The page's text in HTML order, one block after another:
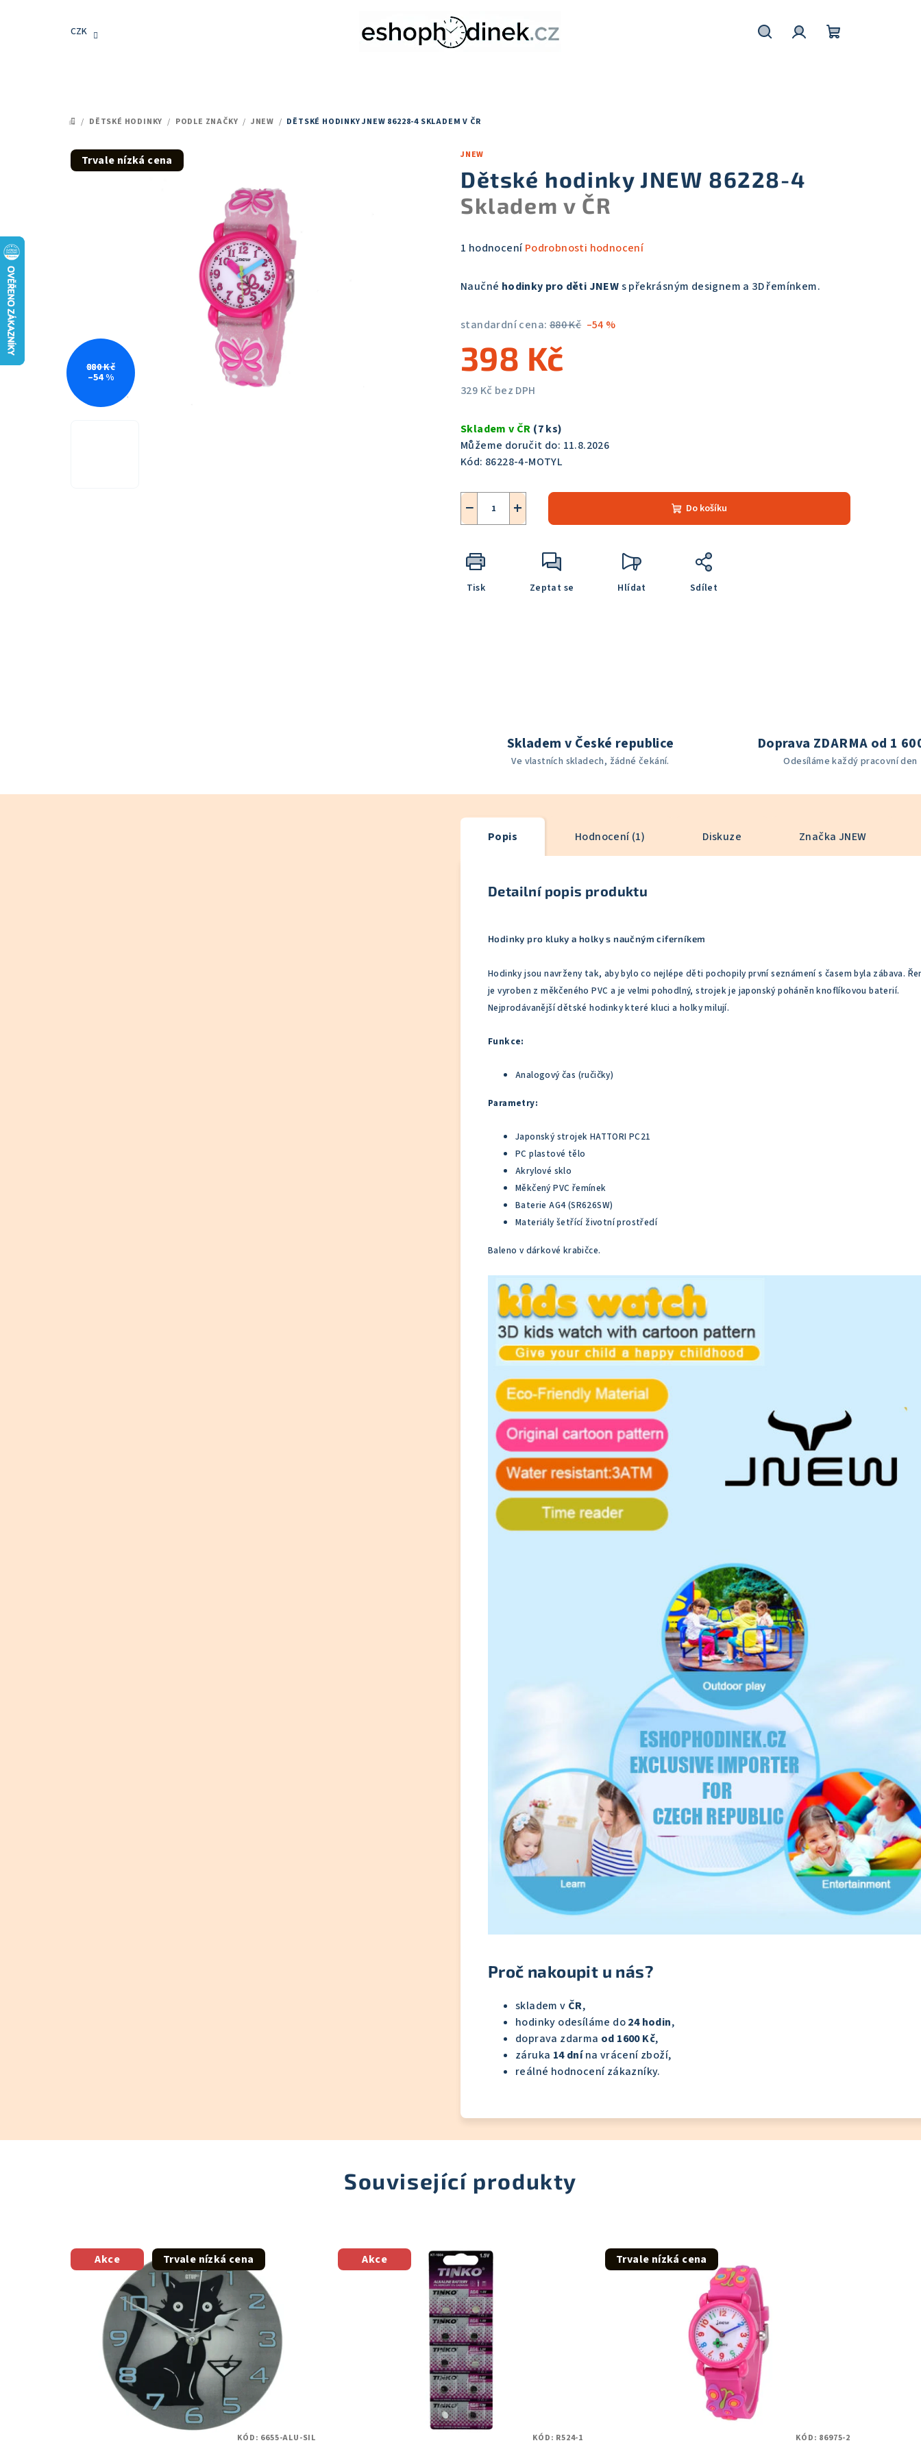
CZK
DOMŮ
/ DĚTSKÉ HODINKY / PODLE ZNAČKY / JNEW / DĚTSKÉ HODINKY JNEW 86228-4 SKLADEM V ČR
JNEW
Dětské hodinky JNEW 86228-4
Skladem v ČR
Průměrné
produktu
z
5
hvězdiček.
1 hodnocení Podrobnosti hodnocení
Naučné hodinky pro děti JNEWs překrásným designem a 3D řemínkem.
standardní cena: 880 Kč –54 %
398 Kč
329 Kč bez DPH
cena:
Skladem v ČR (7 ks)
Můžeme doručit do: 11.8.2026
Kód: 86228-4-MOTYL
+
− Do košíku
Tisk Zeptat se Hlídat Sdílet
Trvale nízká cena
880 Kč
–54 %
Skladem v České republice
Ve vlastních skladech, žádné čekání.
Doprava ZDARMA od 1
Odesíláme každý pracovní den
Popis Hodnocení (1) Diskuze Značka JNEW
Detailní popis produktu
Hodinky pro kluky a holky s naučným ciferníkem
Hodinky jsou navrženy tak, aby bylo co nejlépe děti pochopily první seznámení s časem byla zábava.
je vyroben z měkčeného PVC a je velmi pohodlný, strojek je japonský poháněn knoflíkovou baterií.
Nejprodávanější dětské hodinky které kluci a holky milují.
Funkce:
Analogový čas (ručičky)
Parametry:
Japonský strojek HATTORI PC21
PC plastové tělo
Akrylové sklo
Měkčený PVC řemínek
Baterie AG4 (SR626SW)
Materiály šetřící životní prostředí
Baleno v dárkové krabičce.
Proč nakoupit u nás?
skladem v ČR,
hodinky odesíláme do24 hodin,
doprava zdarma od 1600 Kč,
záruka 14 dnína vrácení zboží,
reálné hodnocení zákazníky.
Související produkty
Akce Trvale nízká cena
KÓD: 6655-ALU-SIL
Akce
KÓD: R524-1
Trvale nízká cena
KÓD: 86975-2